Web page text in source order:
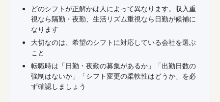
どのシフトが正解かは人によって異なります。収入重
視なら隔勤・夜勤、生活リズム重視なら日勤が候補に
なります
大切なのは、希望のシフトに対応している会社を選ぶ
こと
転職時は「日勤・夜勤の募集があるか」「出勤日数の
強制はないか」「シフト変更の柔軟性はどうか」を必
ず確認しましょう